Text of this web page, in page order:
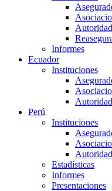
Informes
Ecuador
Instituciones
Perú
Instituciones
Estadísticas
Informes
Presentaciones